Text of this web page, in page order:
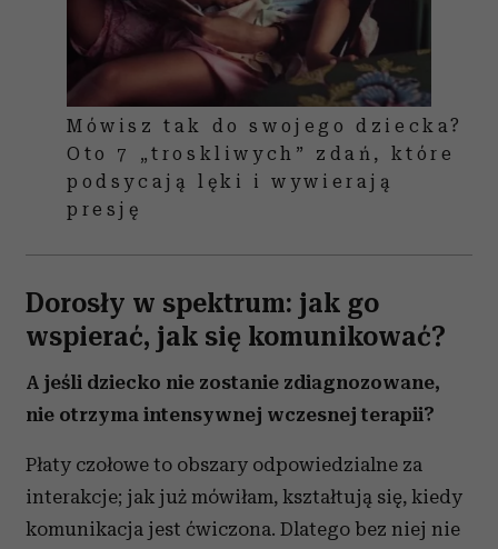
Mówisz tak do swojego dziecka?
Oto 7 „troskliwych” zdań, które
podsycają lęki i wywierają
presję
Dorosły w spektrum: jak go
wspierać, jak się komunikować?
A jeśli dziecko nie zostanie zdiagnozowane,
nie otrzyma intensywnej wczesnej terapii?
Płaty czołowe to obszary odpowiedzialne za
interakcje; jak już mówiłam, kształtują się, kiedy
komunikacja jest ćwiczona. Dlatego bez niej nie